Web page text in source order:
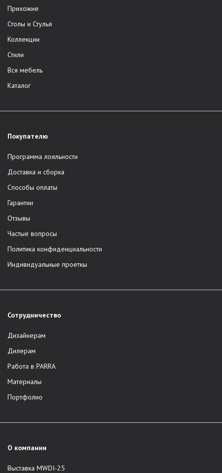
Прихожие
Столы и Стулья
Коллекции
Стили
Вся мебель
Каталог
Покупателю
Программа лояльности
Доставка и сборка
Способы оплаты
Гарантии
Отзывы
Частые вопросы
Политика конфиденциальности
Индивидуальные проеткы
Сотрудничество
Дизайнерам
Дилерам
Работа в PARRA
Материалы
Портфолио
О компании
Выставка MWDI-25